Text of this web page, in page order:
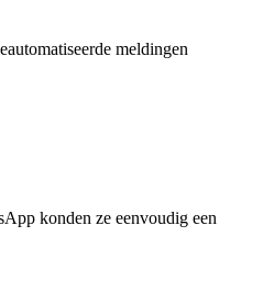
meldingen
konden ze eenvoudig een